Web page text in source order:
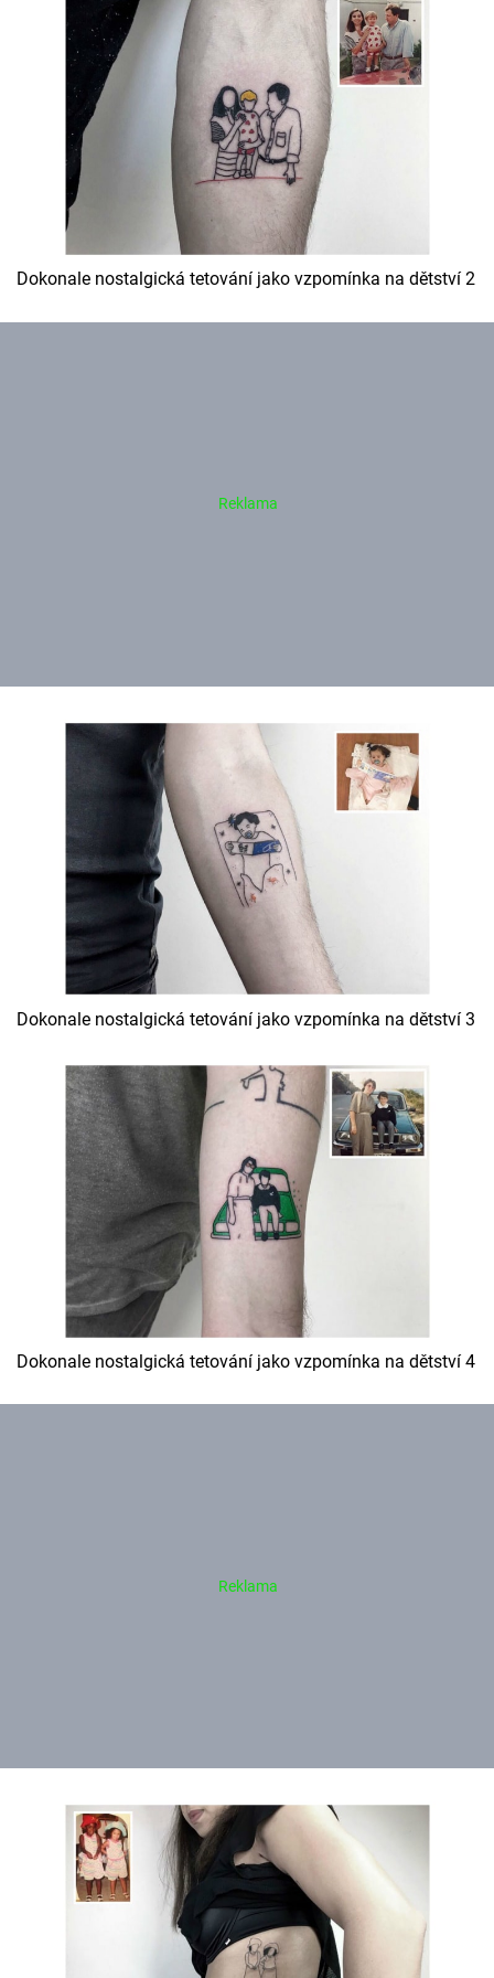
Cool Esport
TV Program
Sledujte prima+
Přihlášení
Dokonale nostalgická tetování jako vzpomínka na dětství 2
Dokonale nostalgická tetování jako vzpomínka na dětství 3
Dokonale nostalgická tetování jako vzpomínka na dětství 4